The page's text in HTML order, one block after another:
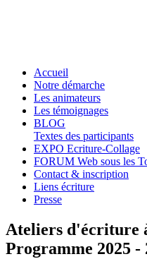
Accueil
Notre démarche
Les animateurs
Les témoignages
BLOG
Textes des participants
EXPO Ecriture-Collage
FORUM Web sous les
Contact & inscription
Liens écriture
Presse
Ateliers d'écriture
Programme 2025 -